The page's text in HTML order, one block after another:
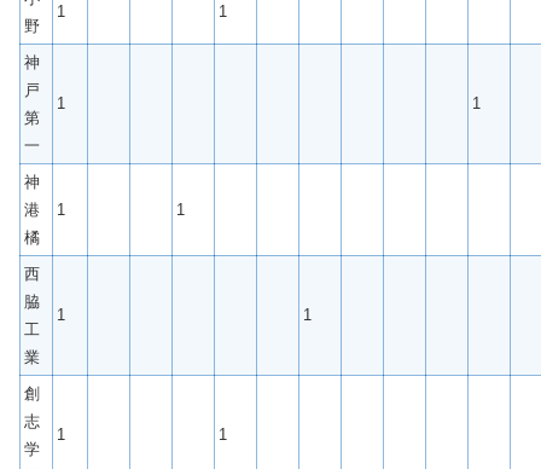
野
1 1
神
戸
第
一
1 1
神
港
橘
1 1
西
脇
工
業
1 1
創
志
学
1 1